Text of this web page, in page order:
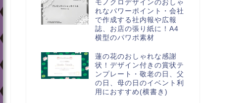
モノクロデザインのおしゃ
れなパワーポイント・会社
で作成する社内報や広報
誌、お店の張り紙に！A4
横型のパワポ素材
蓮の花のおしゃれな感謝
状！デザイン付きの賞状テ
ンプレート・敬老の日、父
の日、母の日のイベント利
用におすすめ(横書き)